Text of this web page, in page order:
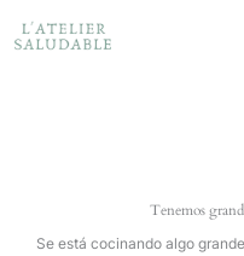
contenido
Tenemos
Se está cocinando algo